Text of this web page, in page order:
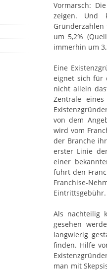
Vormarsch:
zeigen. Und
um 5,2%
immerhin um
Eine
eignet sich für
nicht allein
Zentrale
von dem
wird vom
der Branche
erster Linie
einer
führt den
Franchise-
Eintrittsgebühr.
Als nachteilig
gesehen
langwierig
finden. Hilfe
man mit